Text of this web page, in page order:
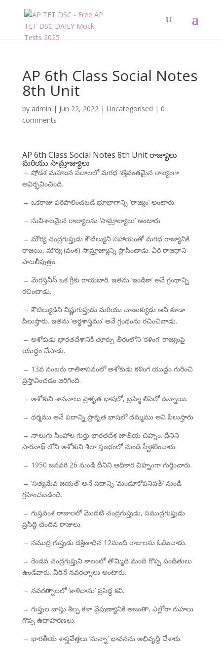
AP 6th Class Social Notes
8th Unit
by admin | Jun 22, 2022| Uncategorised | 0
comments
AP 6th Class Social Notes 8th Unit రాజ్యాలు
మరియు సామ్రాజ్యాలు
→ షోడశ మహాజన పదాలలో మగధ శక్తివంతమైన రాజ్యంగా
ఆవిర్భవించింది.
→ ఒకరాజు పరిపాలించబడే భూభాగాన్ని ‘రాజ్యం’ అంటారు.
→ సువిశాలమైన రాజ్యాలను ‘సామ్రాజ్యాలు’ అంటారు.
→ మౌర్య చంద్రగుప్తుడు కౌటిల్యుని సహాయంతో మగధ రాజ్యానికి
రాజయి, మౌర్య (వంశ) సామ్రాజ్యాన్ని స్థాపించాడు. వీరి రాజధాని
పాటలీపుత్రం.
→ మెగస్తనీస్ ఒక గ్రీకు రాయబారి. ఇతను ‘ఇండికా’ అనే గ్రంథాన్ని
రచించాడు.
→ కౌటిల్యుడిని విష్ణుగుప్తుడు మరియు చాణుక్యుడు అని కూడా
పిలుస్తారు. ఇతను ‘అర్థశాస్త్రము’ అనే గ్రంథంను రచించినాడు.
→ అశోకుడు భారతదేశానికి తూర్పు తీరంలోని ‘కళింగ’ రాజ్యంపై
యుద్ధం చేసాడు.
→ 13వ నంబరు రాతిశాసనంలో అశోకుడు కళింగ యుద్ధం గురించి
ప్రస్తావించడం జరిగింది.
→ అశోకుని శాసనాలు ప్రాకృత భాషలో, బ్రహ్మి లిపిలో ఉన్నాయి.
→ ధర్మము అనే పదాన్ని ప్రాకృత భాషలో దమ్మము అని పిలుస్తారు.
→ నాలుగు సింహాల గుర్తు భారతదేశ జాతీయ చిహ్నం. దీనిని
సారనాథ్ లోని అశోకుని శిలా స్తంభంలో నుండి స్వీకరించారు.
→ 1950 జనవరి 26 నుండి దీనిని అధికార చిహ్నంగా గుర్తించారు.
→ ‘సత్యమేవ జయతే’ అనే పదాన్ని ‘మండూకోపనిషత్’ నుండి
గ్రహించబడింది.
→ గుప్తవంశ రాజులలో మొదటి చంద్రగుప్తుడు, సముద్రగుప్తుడు
ప్రసిద్ధి చెందిన రాజులు.
→ సముద్ర గుప్తుడు దక్షిణాధిన 12మంది రాజులను ఓడించాడు.
→ రెండవ చంద్రగుప్తుని కాలంలో తొమ్మిది మంది గొప్ప పండితులు
ఉండేవారు. వీరినే నవరత్నాలు అంటారు.
→ నవరత్నాలలో ‘కాళిదాసు’ ప్రసిద్ధ కవి.
→ గుప్తుల వాస్తు శిల్ప కళా నైపుణ్యానికి అజంతా, ఎల్లోరా గుహలు
గొప్ప ఉదాహరణలు.
→ భారతీయ శాస్త్రవేత్తలు ‘సున్నా’ భావనను అభివృద్ధి చేశారు.